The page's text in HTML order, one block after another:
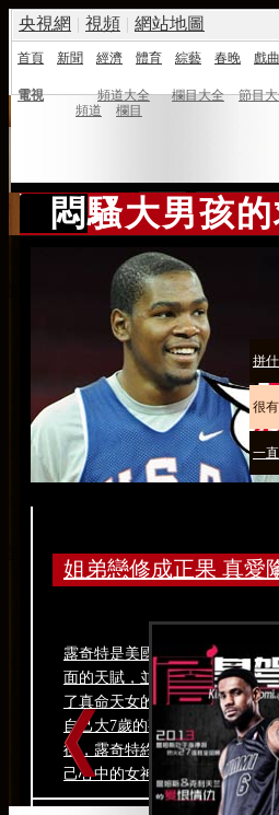
央視網 | 視頻 | 網站地圖
首頁 新聞 經濟 體育 綜藝 春晚 戲曲
電視 頻道大全 欄目大全 節目
頻道
欄目
悶騷大男孩
姐弟戀修成正果 真愛
露奇特是美國著名的説唱樂歌
面的天賦，並且認識了碧昂斯
了真命天女的組合。靦腆大男
自己大7歲的熟女姐姐露奇特，
後，露奇特終於同意跟杜蘭特
己心中的女神，真愛降臨。
拼
很
一